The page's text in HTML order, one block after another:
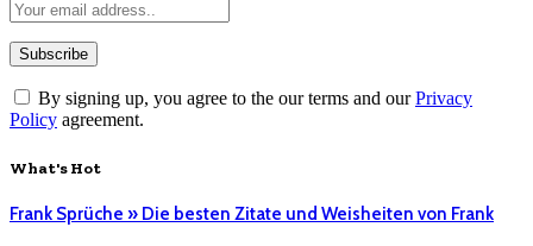
By signing up, you agree to the our terms and ourPrivacy
Policy agreement.
What's Hot
Frank Sprüche » Die besten Zitate und Weisheiten von Frank